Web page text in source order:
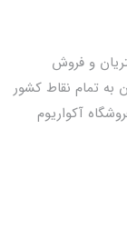
و فروش
به تمام نقاط کشور
آکواریوم